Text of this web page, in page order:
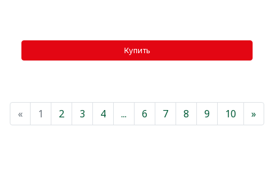
« Назад
1 2 3 4 ... 6 7 8 9 10 »